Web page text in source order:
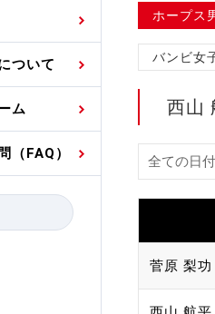
強化スタッ
委員会
指導者養
スポーツ
アンチ・
ついて
事業計画・
財務諸表等
理事会報告
ム
審判員ネー
申込
（FAQ）
ホープス
バンビ女
西山
菅原 梨功